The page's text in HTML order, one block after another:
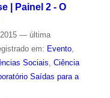
| Painel 2 - O
— última
em: Evento,
Sociais Ciência
Saídas para a